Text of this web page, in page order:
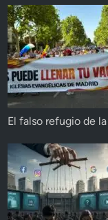
El falso refugio de